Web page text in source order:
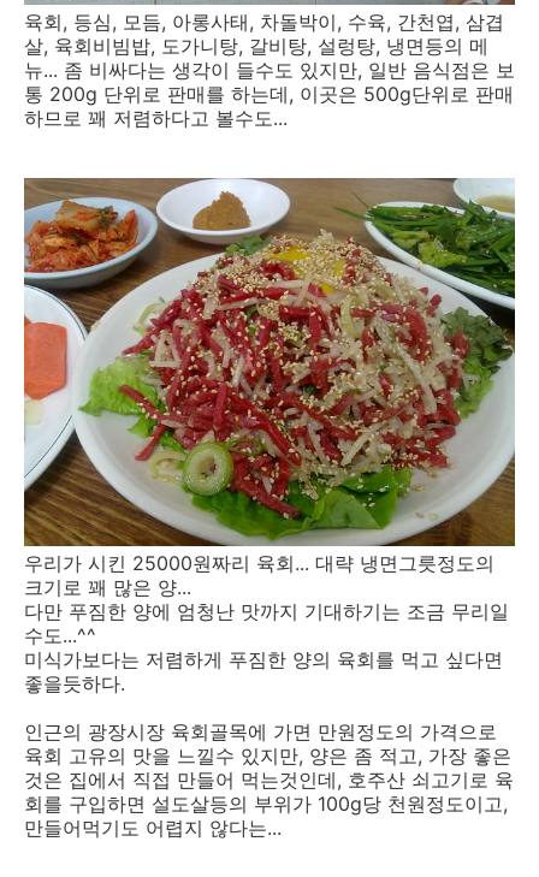
육회, 등심, 모듬, 아롱사태, 차돌박이, 수육, 간천엽, 삼겹
살, 육회비빔밥, 도가니탕, 갈비탕, 설렁탕, 냉면등의 메
뉴... 좀 비싸다는 생각이 들수도 있지만, 일반 음식점은 보
통 200g 단위로 판매를 하는데, 이곳은 500g단위로 판매
하므로 꽤 저렴하다고 볼수도...
우리가 시킨 25000원짜리 육회... 대략 냉면그릇정도의
크기로 꽤 많은 양...
다만 푸짐한 양에 엄청난 맛까지 기대하기는 조금 무리일
수도...^^
미식가보다는 저렴하게 푸짐한 양의 육회를 먹고 싶다면
좋을듯하다.
인근의 광장시장 육회골목에 가면 만원정도의 가격으로
육회 고유의 맛을 느낄수 있지만, 양은 좀 적고, 가장 좋은
것은 집에서 직접 만들어 먹는것인데, 호주산 쇠고기로 육
회를 구입하면 설도살등의 부위가 100g당 천원정도이고,
만들어먹기도 어렵지 않다는...